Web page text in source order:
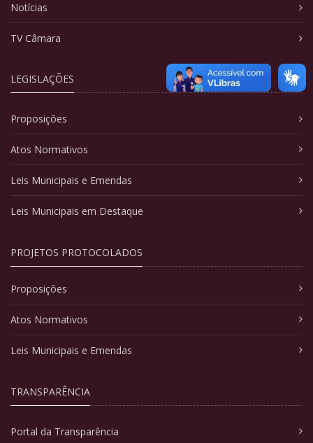
Notícias
TV Câmara
LEGISLAÇÕES
Proposições
Atos Normativos
Leis Municipais e Emendas
Leis Municipais em Destaque
PROJETOS PROTOCOLADOS
Proposições
Atos Normativos
Leis Municipais e Emendas
TRANSPARÊNCIA
Portal da Transparência